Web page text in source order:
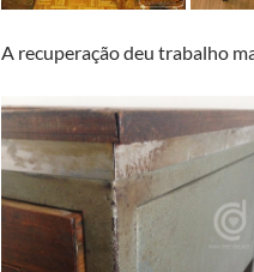
A recuperação deu trabalho